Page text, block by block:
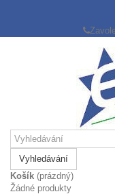
Vyhledávání
Košík (prázdný)
Žádné produkty